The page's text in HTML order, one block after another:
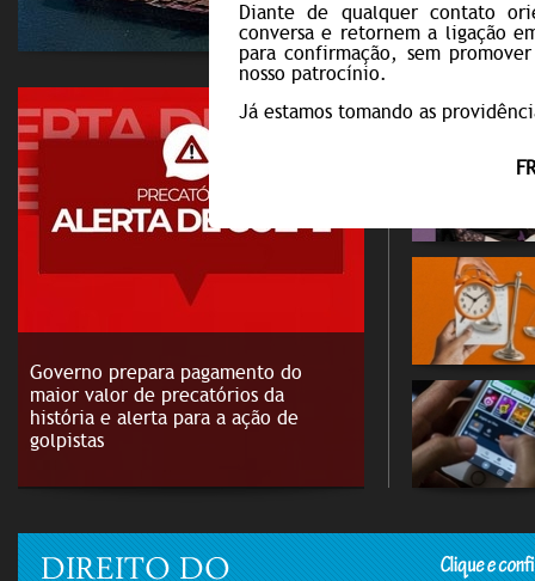
Diante de qualquer contato
conversa e retornem a ligação
para confirmação, sem
nosso patrocínio.
Já estamos tomando as
Governo prepara pagamento do
maior valor de precatórios da
história e alerta para a ação de
golpistas